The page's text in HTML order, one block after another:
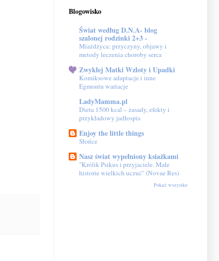
Blogowisko
Świat według D.N.A- blog
szalonej rodzinki 2+3 -
Miażdżyca: przyczyny, objawy i
metody leczenia choroby serca
Zwykłej Matki Wzloty i Upadki
Komiksowe adaptacje i inne
Egmontu wariacje
LadyMamma.pl
Dieta 1500 kcal – zasady, efekty i
przykładowy jadłospis
Enjoy the little things
Słońce
Nasz świat wypełniony ksiażkami
"Królik Psikus i przyjaciele. Małe
historie wielkich uczuć" (Novae Res)
Pokaż wszystko